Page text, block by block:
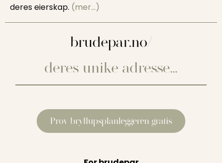
deres eierskap. (mer…)
brudepar.no/
Prøv bryllupsplanleggeren gratis